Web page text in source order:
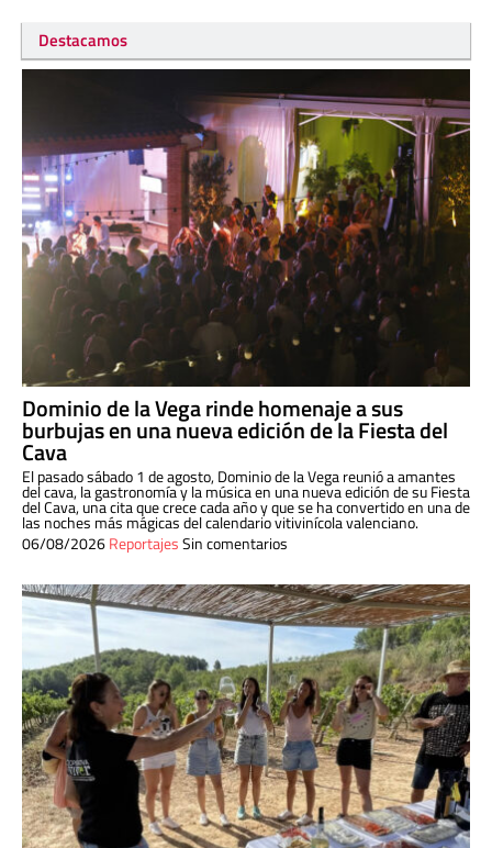
Destacamos
Dominio de la Vega rinde homenaje a sus
burbujas en una nueva edición de la Fiesta del
Cava
El pasado sábado 1 de agosto, Dominio de la Vega reunió a amantes
del cava, la gastronomía y la música en una nueva edición de su Fiesta
del Cava, una cita que crece cada año y que se ha convertido en una de
las noches más mágicas del calendario vitivinícola valenciano.
06/08/2026ReportajesSin comentarios